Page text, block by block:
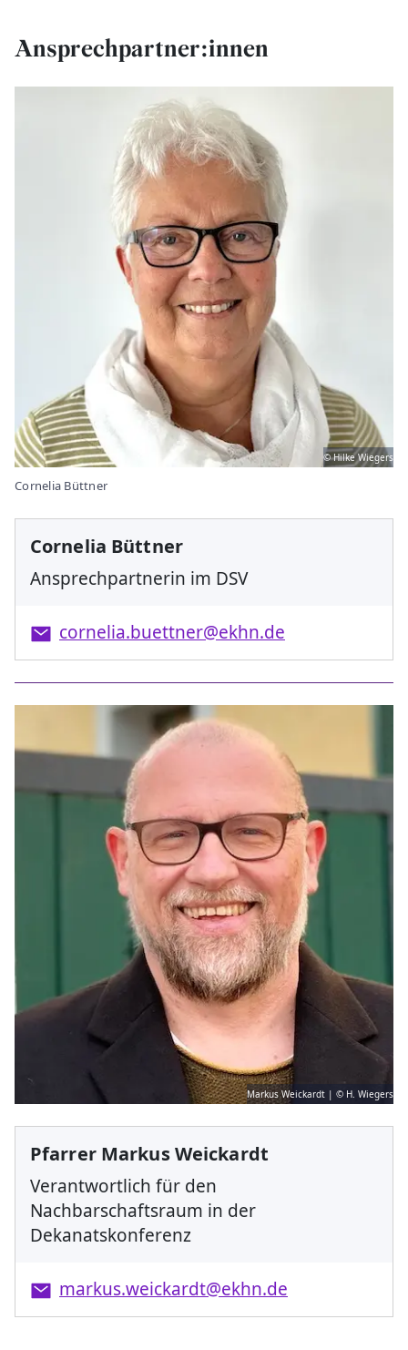
Ansprechpartner:innen
© Hilke Wiegers
Cornelia Büttner
Cornelia Büttner
Ansprechpartnerin im DSV
cornelia.buettner@ekhn.de
Markus Weickardt | © H. Wiegers
Pfarrer Markus Weickardt
Verantwortlich für den
Nachbarschaftsraum in der
Dekanatskonferenz
markus.weickardt@ekhn.de